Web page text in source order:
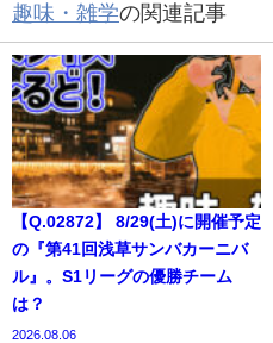
趣味・雑学の関連記事
【Q.02872】 8/29(土)に開催予定
の『第41回浅草サンバカーニバ
ル』。S1リーグの優勝チーム
は？
2026.08.06